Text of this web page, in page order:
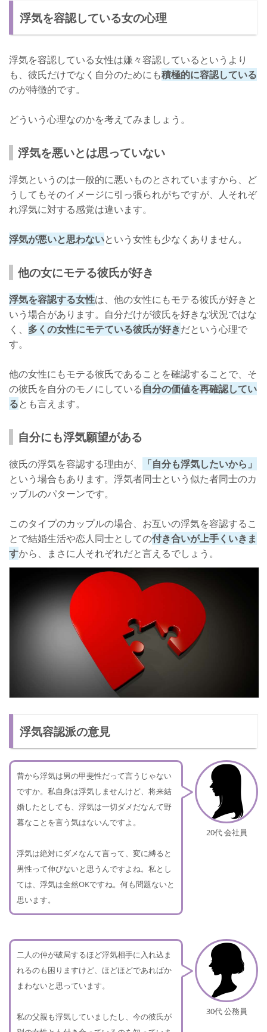
浮気の容認は人それぞれ！
浮気を容認している女の心理
浮気を容認している女性は嫌々容認しているというより
も、彼氏だけでなく自分のためにも積極的に容認している
のが特徴的です。
どういう心理なのかを考えてみましょう。
浮気を悪いとは思っていない
浮気というのは一般的に悪いものとされていますから、ど
うしてもそのイメージに引っ張られがちですが、人それぞ
れ浮気に対する感覚は違います。
浮気が悪いと思わないという女性も少なくありません。
他の女にモテる彼氏が好き
浮気を容認する女性は、他の女性にもモテる彼氏が好きと
いう場合があります。自分だけが彼氏を好きな状況ではな
く、 多くの女性にモテている彼氏が好きだという心理で
す。
他の女性にもモテる彼氏であることを確認することで、そ
の彼氏を自分のモノにしている自分の価値を再確認してい
るとも言えます。
自分にも浮気願望がある
彼氏の浮気を容認する理由が、
「自分も浮気したいから」
という場合もあります。浮気者同士という似た者同士のカ
ップルのパターンです。
このタイプのカップルの場合、お互いの浮気を容認するこ
とで結婚生活や恋人同士としての付き合いが上手くいきま
すから、まさに人それぞれだと言えるでしょう。
浮気容認派の意見
20代 会社員
昔から浮気は男の甲斐性だって言うじゃない
ですか。私自身は浮気しませんけど、将来結
婚したとしても、浮気は一切ダメだなんて野
暮なことを言う気はないんですよ。
浮気は絶対にダメなんて言って、変に縛ると
男性って伸びないと思うんですよね。私とし
ては、浮気は全然OKですね。何も問題ないと
思います。
30代 公務員
二人の仲が破局するほど浮気相手に入れ込ま
れるのも困りますけど、ほどほどであればか
まわないと思っています。
私の父親も浮気していましたし、今の彼氏が